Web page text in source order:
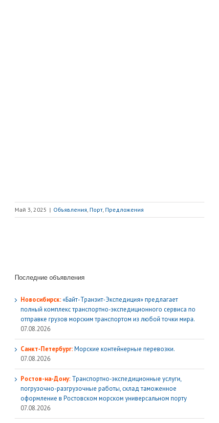
Май 3, 2025 | Объявления, Порт, Предложения
Последние объявления
Новосибирск:«Байт-Транзит-Экспедиция» предлагает
полный комплекс транспортно-экспедиционного сервиса по
отправке грузов морским транспортом из любой точки мира.
07.08.2026
Санкт-Петербург:Морские контейнерные перевозки.
07.08.2026
Ростов-на-Дону: Транспортно-экспедиционные услуги,
погрузочно-разгрузочные работы, склад таможенное
оформление в Ростовском морском универсальном порту
07.08.2026